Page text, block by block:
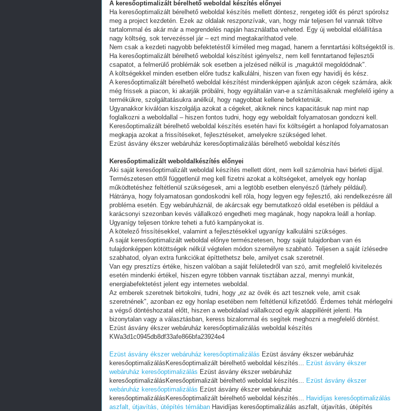
A keresőoptimalizált bérelhető weboldal készítés előnyei
Ha keresőoptimalizált bérelhető weboldal készítés mellett döntesz, rengeteg időt és pénzt spórolsz
meg a project kezdetén. Ezek az oldalak reszponzívak, van, hogy már teljesen fel vannak töltve
tartalommal és akár már a megrendelés napján használatba veheted. Egy új weboldal előállítása
nagy költség, sok tervezéssel jár – ezt mind megtakaríthatod vele.
Nem csak a kezdeti nagyobb befektetéstől kíméled meg magad, hanem a fenntartási költségektől is.
Ha keresőoptimalizált bérelhető weboldal készítést igényelsz, nem kell fenntartanod fejlesztői
csapatot, a felmerülő problémák sok esetben a jelzésed nélkül is „maguktól megoldódnak".
A költségekkel minden esetben előre tudsz kalkulálni, hiszen van fixen egy havidíj és kész.
A keresőoptimalizált bérelhető weboldal készítést mindenképpen ajánljuk azon cégek számára, akik
még frissek a piacon, ki akarják próbálni, hogy egyáltalán van-e a számításaiknak megfelelő igény a
termékükre, szolgáltatásukra anélkül, hogy nagyobbat kellene befektetniük.
Ugyanakkor kiválóan kiszolgálja azokat a cégeket, akiknek nincs kapacitásuk nap mint nap
foglalkozni a weboldallal – hiszen fontos tudni, hogy egy weboldalt folyamatosan gondozni kell.
Keresőoptimalizált bérelhető weboldal készítés esetén havi fix költségért a honlapod folyamatosan
megkapja azokat a frissítéseket, fejlesztéseket, amelyekre szükséged lehet.
Ezüst ásvány ékszer webáruház keresőoptimalizálás bérelhető weboldal készítés
Keresőoptimalizált weboldalkészítés előnyei
Aki saját keresőoptimalizált weboldal készítés mellett dönt, nem kell számolnia havi bérleti díjjal.
Természetesen ettől függetlenül meg kell fizetni azokat a költségeket, amelyek egy honlap
működtetéshez feltétlenül szükségesek, ami a legtöbb esetben elenyésző (tárhely például).
Hátránya, hogy folyamatosan gondoskodni kell róla, hogy legyen egy fejlesztő, aki rendelkezésre áll
probléma esetén. Egy webáruháznál, de akárcsak egy bemutatkozó oldal esetében is például a
karácsonyi szezonban kevés vállalkozó engedheti meg magának, hogy napokra leáll a honlap.
Ugyanígy teljesen tönkre teheti a futó kampányokat is.
A kötelező frissítésekkel, valamint a fejlesztésekkel ugyanígy kalkulálni szükséges.
A saját keresőoptimalizált weboldal előnye természetesen, hogy saját tulajdonban van és
tulajdonképpen kötöttségek nélkül végtelen módon személyre szabható. Teljesen a saját ízlésedre
szabhatod, olyan extra funkciókat építtethetsz bele, amilyet csak szeretnél.
Van egy presztízs értéke, hiszen valóban a saját felületedről van szó, amit megfelelő kivitelezés
esetén mindenki értékel, hiszen egyre többen vannak tisztában azzal, mennyi munkát,
energiabefektetést jelent egy internetes weboldal.
Az emberek szeretnek birtokolni, tudni, hogy „ez az övék és azt tesznek vele, amit csak
szeretnének", azonban ez egy honlap esetében nem feltétlenül kifizetődő. Érdemes tehát mérlegelni
a végső döntéshozatal előtt, hiszen a weboldalad vállalkozod egyik alappillérét jelenti. Ha
bizonytalan vagy a választásban, keress bizalommal és segítek meghozni a megfelelő döntést.
Ezüst ásvány ékszer webáruház keresőoptimalizálás weboldal készítés
KWa3d1c0945db8df33afe866bfa23924e4
Ezüst ásvány ékszer webáruház keresőoptimalizálás Ezüst ásvány ékszer webáruház
keresőoptimalizálásKeresőoptimalizált bérelhető weboldal készítés... Ezüst ásvány ékszer
webáruház keresőoptimalizálás Ezüst ásvány ékszer webáruház
keresőoptimalizálásKeresőoptimalizált bérelhető weboldal készítés... Ezüst ásvány ékszer
webáruház keresőoptimalizálás Ezüst ásvány ékszer webáruház
keresőoptimalizálásKeresőoptimalizált bérelhető weboldal készítés... Havidíjas keresőoptimalizálás
aszfalt, útjavítás, útépítés témában Havidíjas keresőoptimalizálás aszfalt, útjavítás, útépítés